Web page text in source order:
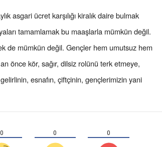
asgari ücret karşılığı kiralık daire bulmak
tamamlamak bu maaşlarla mümkün değil.
de mümkün değil. Gençler hem umutsuz hem
önce kör, sağır, dilsiz rolünü terk etmeye,
esnafın, çiftçinin, gençlerimizin yani
0 0 0